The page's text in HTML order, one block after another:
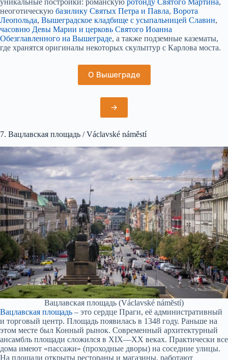
уникальные постройки: романскую ротонду Святого Мартина,
неоготическую базилику Святых Петра и Павла, Ворота
Леопольда, Вышеградское кладбище с усыпальницей Славин,
часовню Девы Марии и церковь Святого Иоанна
Обезглавленного на Вышеграде, а также подземные казематы,
где хранятся оригиналы некоторых скульптур с Карлова моста.
О Вышеграде
→
7. Вацлавская площадь / Václavské náměstí
Вацлавская площадь (Václavské námĕstí)
Вацлавская площадь – это сердце Праги, её административный
и торговый центр. Площадь появилась в 1348 году. Раньше на
этом месте был Конный рынок. Современный архитектурный
ансамбль площади сложился в XIX—XX веках. Практически все
дома имеют «пассажи» (проходные дворы) на соседние улицы.
На площади открыты рестораны и магазины, работают